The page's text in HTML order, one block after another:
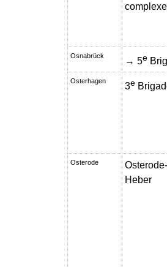
Osnabrück → 5e
Osterhagen 3e
Osterode
Heber